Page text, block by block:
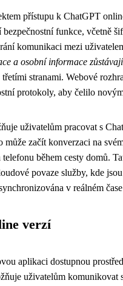
přístupu k ChatGPT
funkce, včetně
komunikaci mezi
a osobní informace
stranami. Webové
protokoly, aby čelilo
uživatelům pracovat s
začít konverzaci na
během cesty domů.
povaze služby, kde
v reálném
verzí
aplikaci dostupnou
uživatelům komunikovat